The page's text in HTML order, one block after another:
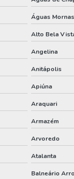
artesiano
de poço artesiano
poço artesiano
Águas Mornas
Alto Bela
Angelina
Anitápolis
Apiúna
Araquari
Armazém
Arvoredo
Atalanta
Balneário